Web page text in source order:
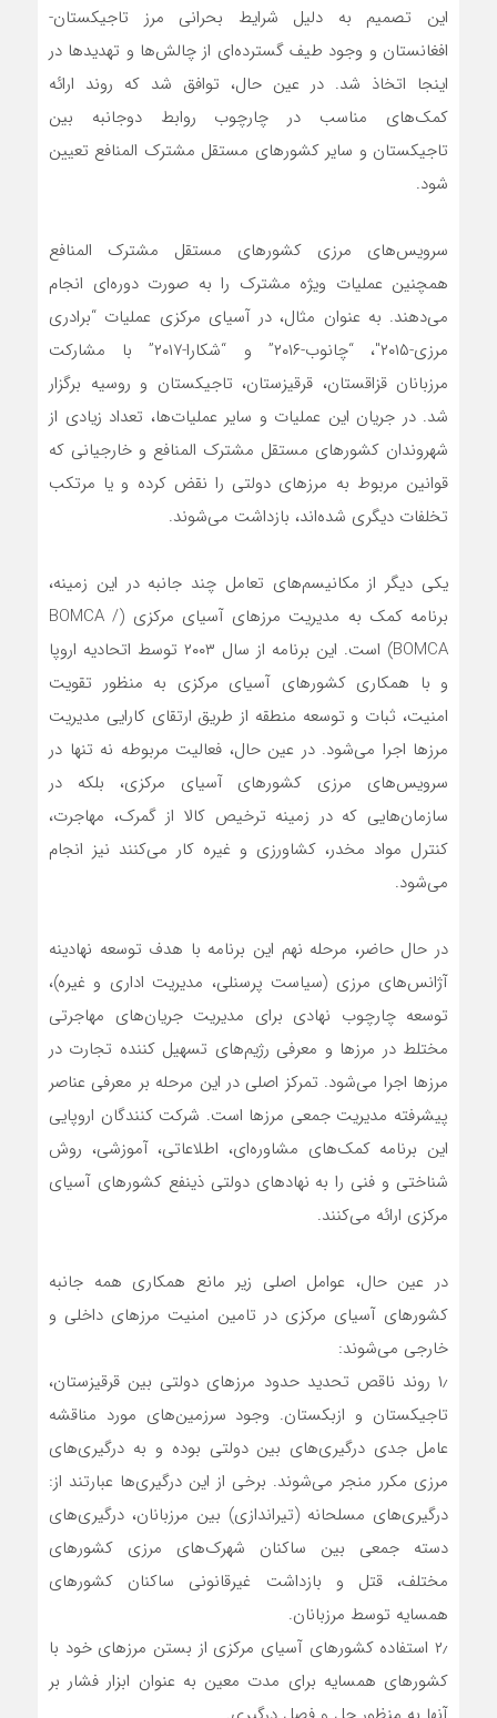
این تصمیم به دلیل شرایط بحرانی مرز تاجیکستان-
افغانستان و وجود طیف گسترده‌ای از چالش‌ها و تهدیدها در
اینجا اتخاذ شد. در عین حال، توافق شد که روند ارائه
کمک‌های مناسب در چارچوب روابط دوجانبه بین
تاجیکستان و سایر کشورهای مستقل مشترک المنافع تعیین
شود.
سرویس‌های مرزی کشورهای مستقل مشترک المنافع
همچنین عملیات ویژه مشترک را به صورت دوره‌ای انجام
می‌دهند. به عنوان مثال، در آسیای مرکزی عملیات “برادری
مرزی-۲۰۱۵″، “چانوب-۲۰۱۶” و “شکارا-۲۰۱۷” با مشارکت
مرزبانان قزاقستان، قرقیزستان، تاجیکستان و روسیه برگزار
شد. در جریان این عملیات و سایر عملیات‌ها، تعداد زیادی از
شهروندان کشورهای مستقل مشترک المنافع و خارجیانی که
قوانین مربوط به مرزهای دولتی را نقض کرده و یا مرتکب
تخلفات دیگری شده‌اند، بازداشت می‌شوند.
یکی دیگر از مکانیسم‌های تعامل چند جانبه در این زمینه،
برنامه کمک به مدیریت مرزهای آسیای مرکزی (BOMCA /
BOMCA) است. این برنامه از سال ۲۰۰۳ توسط اتحادیه اروپا
و با همکاری کشورهای آسیای مرکزی به منظور تقویت
امنیت، ثبات و توسعه منطقه از طریق ارتقای کارایی مدیریت
مرزها اجرا می‌شود. در عین حال، فعالیت مربوطه نه تنها در
سرویس‌های مرزی کشورهای آسیای مرکزی، بلکه در
سازمان‌هایی که در زمینه ترخیص کالا از گمرک، مهاجرت،
کنترل مواد مخدر، کشاورزی و غیره کار می‌کنند نیز انجام
می‌شود.
در حال حاضر، مرحله نهم این برنامه با هدف توسعه نهادینه
آژانس‌های مرزی (سیاست‌ پرسنلی، مدیریت اداری و غیره)،
توسعه چارچوب نهادی برای مدیریت جریان‌های مهاجرتی
مختلط در مرزها و معرفی رژیم‌های تسهیل کننده تجارت در
مرزها اجرا می‌شود. تمرکز اصلی در این مرحله بر معرفی عناصر
پیشرفته مدیریت جمعی مرزها است. شرکت کنندگان اروپایی
این برنامه کمک‌های مشاوره‌ای، اطلاعاتی، آموزشی، روش
شناختی و فنی را به نهادهای دولتی ذینفع کشورهای آسیای
مرکزی ارائه می‌کنند.
در عین حال، عوامل اصلی زیر مانع همکاری همه جانبه
کشورهای آسیای مرکزی در تامین امنیت مرزهای داخلی و
خارجی می‌شوند:
۱٫ روند ناقص تحدید حدود مرزهای دولتی بین قرقیزستان،
تاجیکستان و ازبکستان. وجود سرزمین‌های مورد مناقشه
عامل جدی درگیری‌های بین دولتی بوده و به درگیری‌های
مرزی مکرر منجر می‌شوند. برخی از این درگیری‌ها عبارتند از:
درگیری‌های مسلحانه (تیراندازی) بین مرزبانان، درگیری‌های
دسته جمعی بین ساکنان شهرک‌های مرزی کشورهای
مختلف، قتل و بازداشت غیرقانونی ساکنان کشورهای
همسایه توسط مرزبانان.
۲٫ استفاده کشورهای آسیای مرکزی از بستن مرزهای خود با
کشورهای همسایه برای مدت معین به عنوان ابزار فشار بر